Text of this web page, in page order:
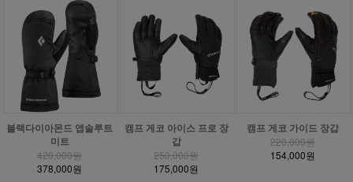
블랙다이아몬드 앱솔루트
미트
420,000원
378,000원
캠프 게코 아이스 프로 장
갑
250,000원
175,000원
캠프 게코 가이드 장갑
220,000원
154,000원